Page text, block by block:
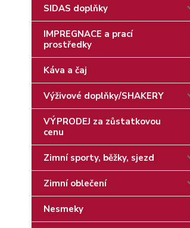
SIDAS doplňky
IMPREGNACE a prací
prostředky
Káva a čaj
Výživové doplňky/SHAKERY
VÝPRODEJ za zůstatkovou
cenu
Zimní sporty, běžky, sjezd
Zimní oblečení
Nesmeky